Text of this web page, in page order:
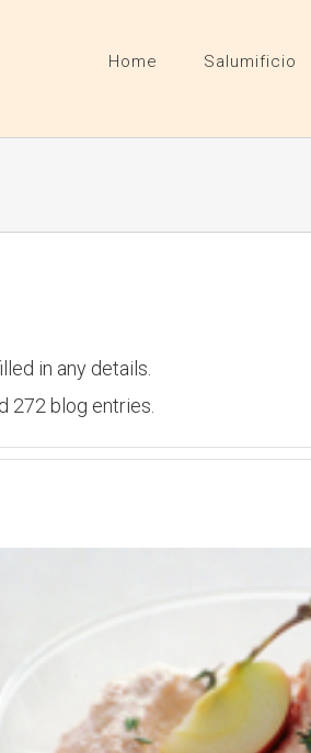
Home Salumificio
in any details.
272 blog entries.